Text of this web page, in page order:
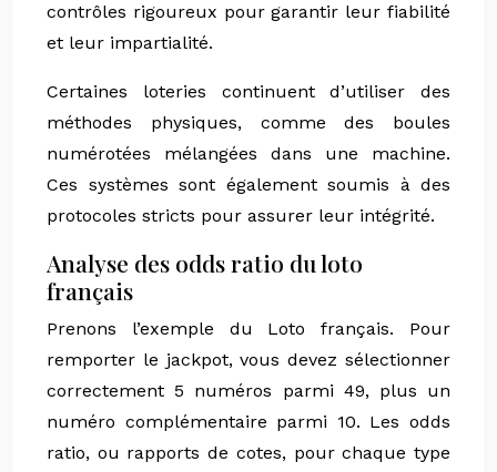
contrôles rigoureux pour garantir leur fiabilité
et leur impartialité.
Certaines loteries continuent d’utiliser des
méthodes physiques, comme des boules
numérotées mélangées dans une machine.
Ces systèmes sont également soumis à des
protocoles stricts pour assurer leur intégrité.
Analyse des odds ratio du loto
français
Prenons l’exemple du Loto français. Pour
remporter le jackpot, vous devez sélectionner
correctement 5 numéros parmi 49, plus un
numéro complémentaire parmi 10. Les odds
ratio, ou rapports de cotes, pour chaque type